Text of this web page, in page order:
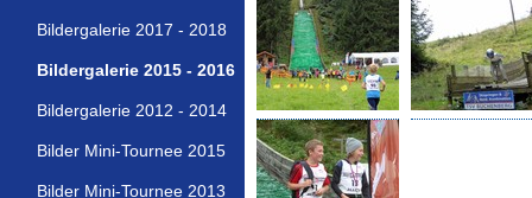
Bildergalerie 2017 - 2018
Bildergalerie 2015 - 2016
Bildergalerie 2012 - 2014
Bilder Mini-Tournee 2015
Bilder Mini-Tournee 2013